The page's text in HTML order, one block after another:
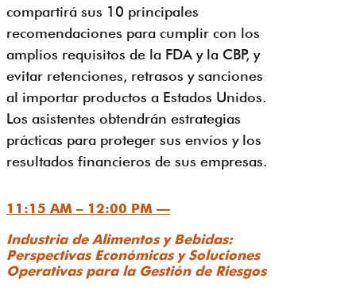
compartirá sus 10 principales
recomendaciones para cumplir con los
amplios requisitos de la FDA y la CBP, y
evitar retenciones, retrasos y sanciones
al importar productos a Estados Unidos.
Los asistentes obtendrán estrategias
prácticas para proteger sus envíos y los
resultados financieros de sus empresas.
11:15 AM – 12:00 PM —
Industria de Alimentos y Bebidas:
Perspectivas Económicas y Soluciones
Operativas para la Gestión de Riesgos